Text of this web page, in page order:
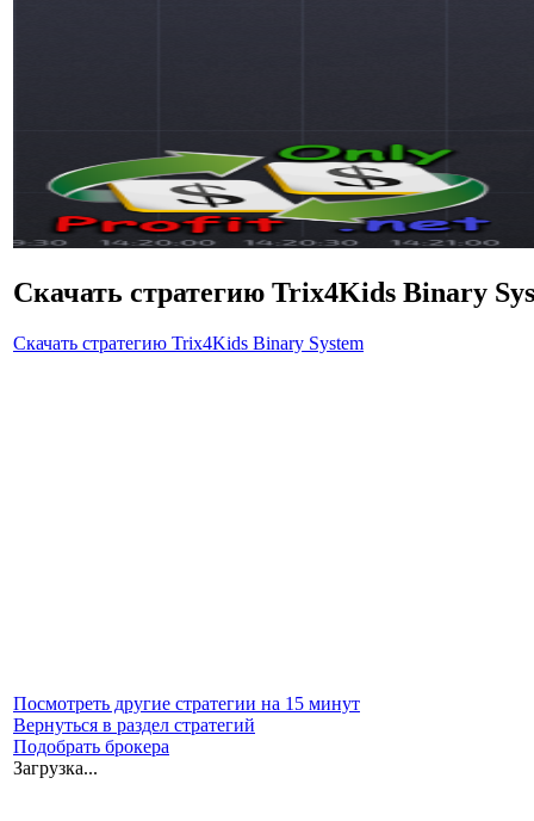
Скачать стратегию Trix4Kids Binary
Скачать стратегию Trix4Kids Binary System
Посмотреть другие стратегии на 15 минут
Вернуться в раздел стратегий
Подобрать брокера
Загрузка...